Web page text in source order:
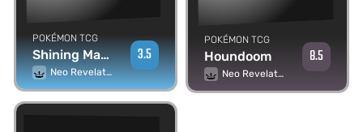
POKÉMON TCG
Shining Magikarp
Neo Revelation
3.5
POKÉMON TCG
Houndoom
Neo Revelation
8.5